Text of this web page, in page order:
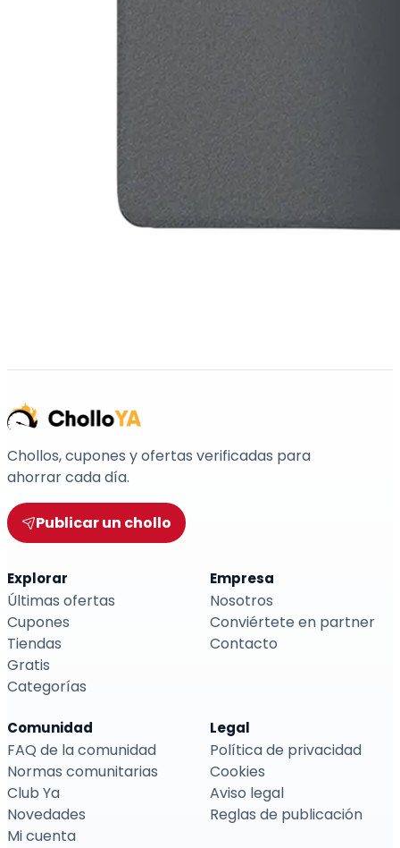
Chollos, cupones y ofertas verificadas para
ahorrar cada día.
Publicar un chollo
Explorar
Últimas ofertas
Cupones
Tiendas
Gratis
Categorías
Empresa
Nosotros
Conviértete en partner
Contacto
Comunidad
FAQ de la comunidad
Normas comunitarias
Club Ya
Novedades
Mi cuenta
Legal
Política de privacidad
Cookies
Aviso legal
Reglas de publicación